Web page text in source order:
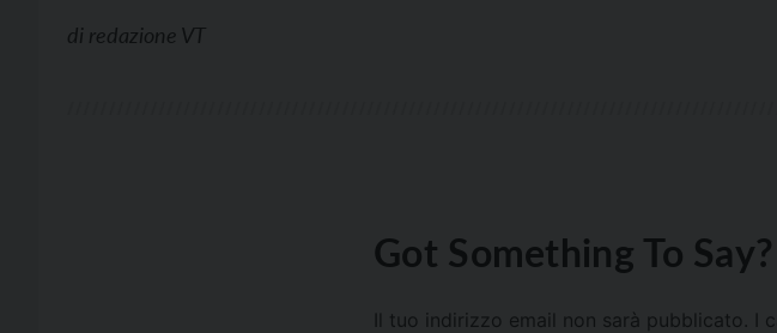
di redazione VT
Got Something To Say?
Il tuo indirizzo email non sarà pubblicato. I